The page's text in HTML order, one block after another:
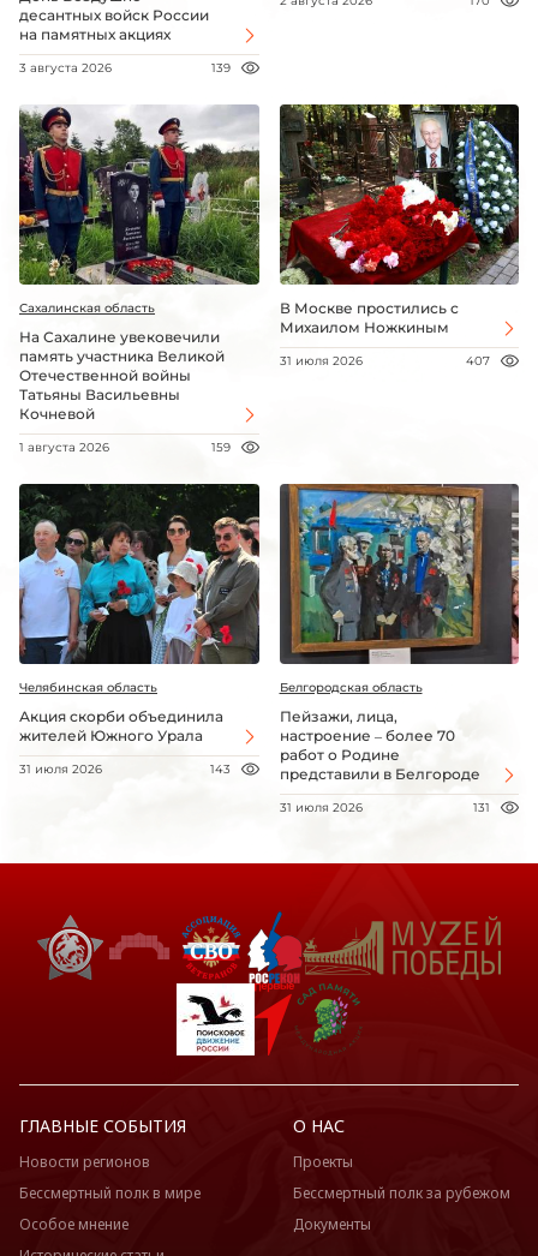
десантных войск России
на памятных акциях
3 августа 2026 139
Сахалинская область
На Сахалине увековечили
память участника Великой
Отечественной войны
Татьяны Васильевны
Кочневой
1 августа 2026 159
В Москве простились с
Михаилом Ножкиным
31 июля 2026 407
Челябинская область
Акция скорби объединила
жителей Южного Урала
31 июля 2026 143
Белгородская область
Пейзажи, лица,
настроение – более 70
работ о Родине
представили в Белгороде
31 июля 2026 131
ГЛАВНЫЕ СОБЫТИЯ
Новости регионов
Бессмертный полк в мире
Особое мнение
О НАС
Проекты
Бессмертный полк за рубежом
Документы